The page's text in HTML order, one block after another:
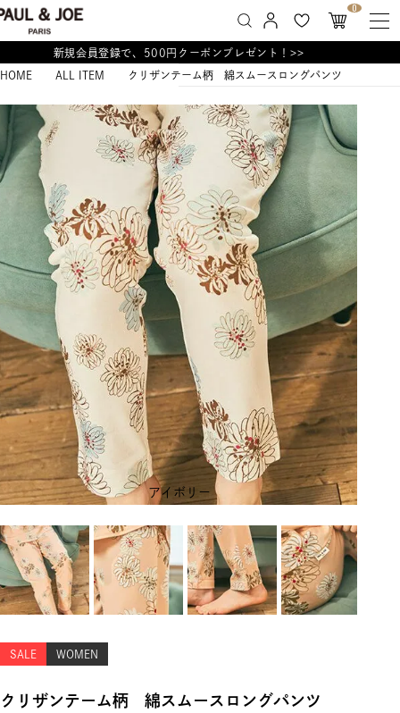
0
新規会員登録で、500円クーポンプレゼント！>>
HOME ALL ITEM クリザンテーム柄 綿スムースロングパンツ
アイボリー
SALE WOMEN
クリザンテーム柄 綿スムースロングパンツ